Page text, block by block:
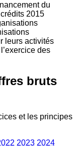
du
2015
leurs activités
des
bruts
et les principes
2023 2024